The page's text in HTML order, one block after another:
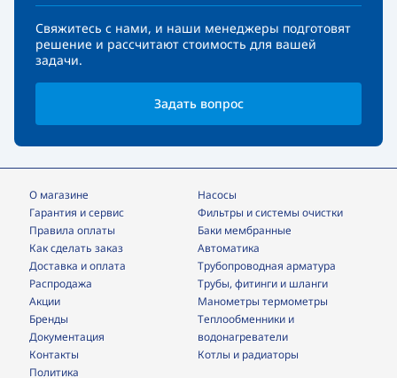
Свяжитесь с нами, и наши менеджеры подготовят
решение и рассчитают стоимость для вашей
задачи.
Задать вопрос
О магазине
Гарантия и сервис
Правила оплаты
Как сделать заказ
Доставка и оплата
Распродажа
Акции
Бренды
Документация
Контакты
Насосы
фильтры и системы очистки
Баки мембранные
Автоматика
трубопроводная арматура
трубы, фитинги и шланги
манометры термометры
теплообменники и
водонагреватели
Котлы и радиаторы
Политика